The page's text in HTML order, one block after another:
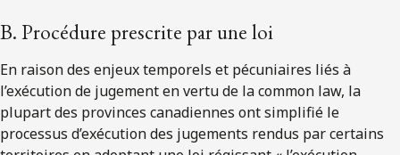
B. Procédure prescrite par une loi
En raison des enjeux temporels et pécuniaires liés à
l’exécution de jugement en vertu de la common law, la
plupart des provinces canadiennes ont simplifié le
processus d’exécution des jugements rendus par certains